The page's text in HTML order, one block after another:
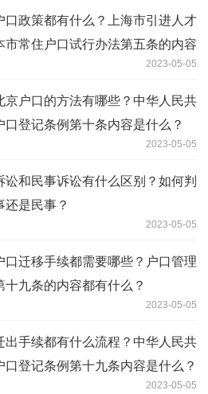
口政策都有什么？上海市引进人才
市常住户口试行办法第五条的内容
2023-05-05
京户口的方法有哪些？中华人民共
口登记条例第十条内容是什么？
2023-05-05
讼和民事诉讼有什么区别？如何判
还是民事？
2023-05-05
口迁移手续都需要哪些？户口管理
十九条的内容都有什么？
2023-05-05
出手续都有什么流程？中华人民共
口登记条例第十九条内容是什么？
2023-05-05